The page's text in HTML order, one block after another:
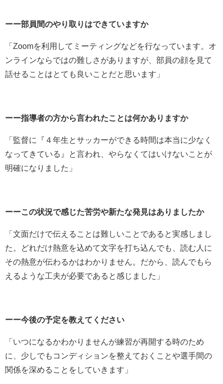
ーー部員間のやり取りはできていますか
「Zoomを利用してミーティングなどを行なっています。オ
ンラインならではの難しさがありますが、部員の顔を見て
話せることはとても良いことだと思います」
ーー指導者の方から言われたことは何かありますか
「監督に『４年生とサッカーができる時間は本当に少なく
なってきている』と言われ、やらなくてはいけないことが
明確になりました」
ーーこの状況で感じた苦労や新たな発見はありましたか
「文面だけで伝えることは難しいことであると実感しまし
た。どれだけ熱意を込めて文字を打ち込んでも、読む人に
その熱意が伝わるかはわかりません。だから、読んでもら
えるような工夫が必要であると感じました」
ーー今後の予定を教えてください
「いつになるかわかりませんが練習が再開する時のため
に、少しでもコンディションを整えておくことや選手間の
関係を深めることをしていきます」